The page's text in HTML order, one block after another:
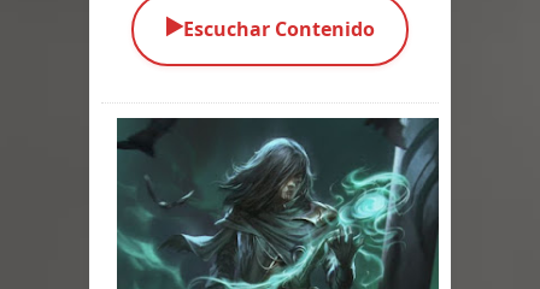
Los Monstruos más Buscados
Alma
El Destructor
▶️Escuchar Contenido